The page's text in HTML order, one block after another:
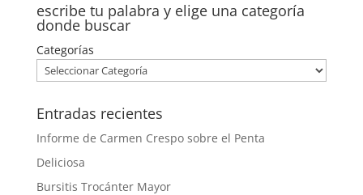
escribe tu palabra y elige una categoría
donde buscar
Categorías
Entradas recientes
Informe de Carmen Crespo sobre el Penta
Deliciosa
Bursitis Trocánter Mayor